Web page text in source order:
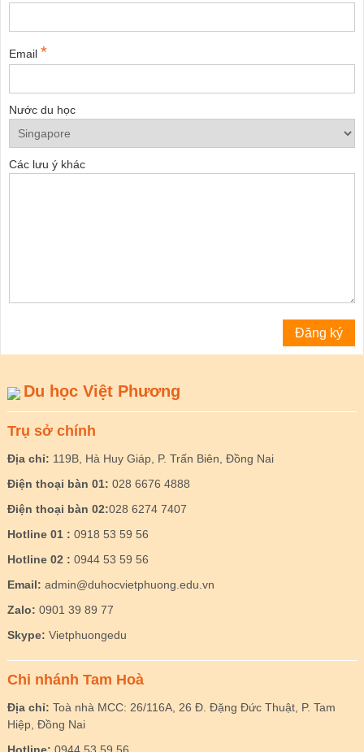
Email *
Nước du học
Các lưu ý khác
Du học Việt Phương
Trụ sở chính
Địa chỉ: 119B, Hà Huy Giáp, P. Trấn Biên, Đồng Nai
Điện thoại bàn 01: 028 6676 4888
Điện thoại bàn 02:028 6274 7407
Hotline 01 : 0918 53 59 56
Hotline 02 : 0944 53 59 56
Email: admin@duhocvietphuong.edu.vn
Zalo: 0901 39 89 77
Skype: Vietphuongedu
Chi nhánh Tam Hoà
Địa chỉ: Toà nhà MCC: 26/116A, 26 Đ. Đặng Đức Thuật, P. Tam
Hiệp, Đồng Nai